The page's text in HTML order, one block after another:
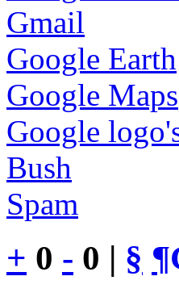
Gmail
Google Earth
Google Maps
Google
Bush
Spam
+ 0 - 0 | § ¶